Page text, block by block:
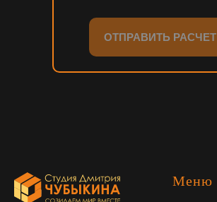
ОТПРАВИТЬ РАСЧЕТ
Меню